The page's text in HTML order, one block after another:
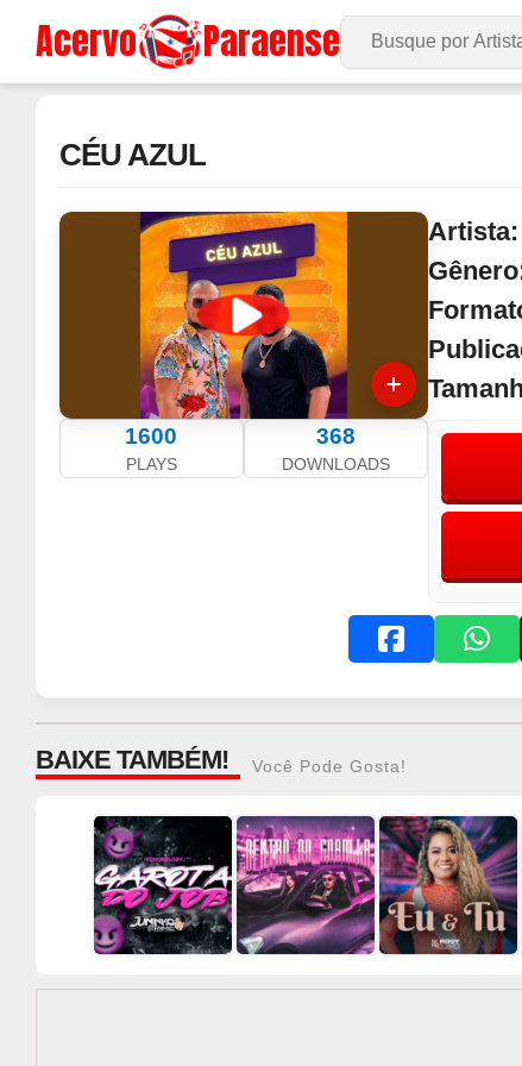
Acervo Paraense Buscar no Site
CÉU AZUL
1600
PLAYS
368
DOWNLOADS
Artista:
BAIXE TAMBÉM! Você Pode Gosta!